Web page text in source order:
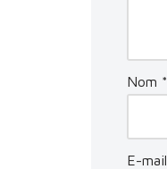
Nom *
E-mail